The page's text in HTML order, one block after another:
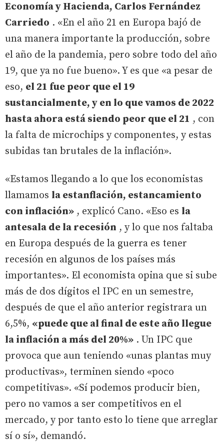
Economía y Hacienda, Carlos Fernández
Carriedo . «En el año 21 en Europa bajó de
una manera importante la producción, sobre
el año de la pandemia, pero sobre todo del año
19, que ya no fue bueno». Y es que «a pesar de
eso, el 21 fue peor que el 19
sustancialmente, y en lo que vamos de 2022
hasta ahora está siendo peor que el 21 , con
la falta de microchips y componentes, y estas
subidas tan brutales de la inflación».
«Estamos llegando a lo que los economistas
llamamos la estanflación, estancamiento
con inflación» , explicó Cano. «Eso es la
antesala de la recesión , y lo que nos faltaba
en Europa después de la guerra es tener
recesión en algunos de los países más
importantes». El economista opina que si sube
más de dos dígitos el IPC en un semestre,
después de que el año anterior registrara un
6,5%, «puede que al final de este año llegue
la inflación a más del 20%» . Un IPC que
provoca que aun teniendo «unas plantas muy
productivas», terminen siendo «poco
competitivas». «Sí podemos producir bien,
pero no vamos a ser competitivos en el
mercado, y por tanto esto lo tiene que arreglar
sí o sí», demandó.